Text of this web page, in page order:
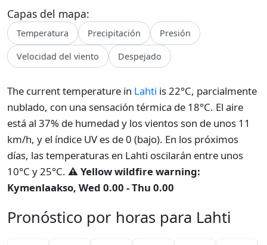
Capas del mapa:
Temperatura Precipitación Presión
Velocidad del viento Despejado
The current temperature in Lahti is 22°C, parcialmente
nublado, con una sensación térmica de 18°C. El aire
está al 37% de humedad y los vientos son de unos 11
km/h, y el índice UV es de 0 (bajo). En los próximos
días, las temperaturas en Lahti oscilarán entre unos
10°C y 25°C. ⚠️ Yellow wildfire warning:
Kymenlaakso, Wed 0.00 - Thu 0.00
Pronóstico por horas para Lahti